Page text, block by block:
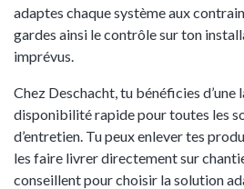
adaptes chaque système aux
gardes ainsi le contrôle sur ton
imprévus.
Chez Deschacht, tu bénéficies d’une
disponibilité rapide pour toutes les
d’entretien. Tu peux enlever tes
les faire livrer directement sur
conseillent pour choisir la solution